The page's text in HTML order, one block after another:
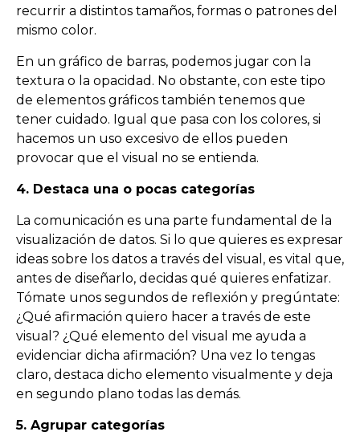
recurrir a distintos tamaños, formas o patrones del
mismo color.
En un gráfico de barras, podemos jugar con la
textura o la opacidad. No obstante, con este tipo
de elementos gráficos también tenemos que
tener cuidado. Igual que pasa con los colores, si
hacemos un uso excesivo de ellos pueden
provocar que el visual no se entienda.
4. Destaca una o pocas categorías
La comunicación es una parte fundamental de la
visualización de datos. Si lo que quieres es expresar
ideas sobre los datos a través del visual, es vital que,
antes de diseñarlo, decidas qué quieres enfatizar.
Tómate unos segundos de reflexión y pregúntate:
¿Qué afirmación quiero hacer a través de este
visual? ¿Qué elemento del visual me ayuda a
evidenciar dicha afirmación? Una vez lo tengas
claro, destaca dicho elemento visualmente y deja
en segundo plano todas las demás.
5. Agrupar categorías